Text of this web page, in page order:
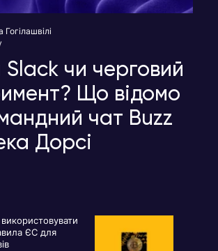
Slack чи черговий
Що відомо
чат Buzz
Дорсі
ЄС для